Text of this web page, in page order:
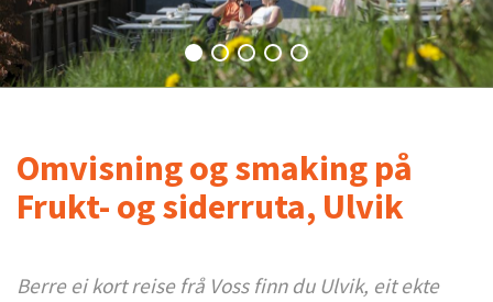
Omvisning og smaking på
Frukt- og siderruta, Ulvik
Berre ei kort reise frå Voss finn du Ulvik, eit ekte